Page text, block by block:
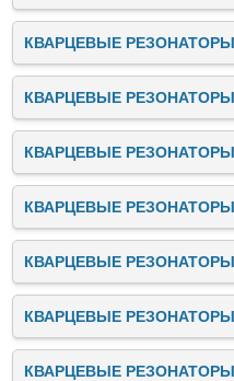
КВАРЦЕВЫЕ
КВАРЦЕВЫЕ
КВАРЦЕВЫЕ
КВАРЦЕВЫЕ РЕЗОНАТОРЫ
КВАРЦЕВЫЕ
КВАРЦЕВЫЕ РЕЗОНАТОРЫ
КВАРЦЕВЫЕ